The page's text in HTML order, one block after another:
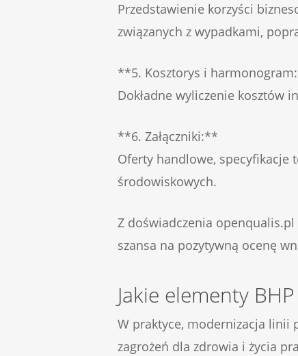
Przedstawienie korzyści
związanych z wypadkami,
**5. Kosztorys i
Dokładne wyliczenie kosztów
**6. Załączniki:**
Oferty handlowe, specyfikacje
środowiskowych.
Z doświadczenia
szansa na pozytywną ocenę
Jakie elementy
W praktyce, modernizacja linii
zagrożeń dla zdrowia i życia